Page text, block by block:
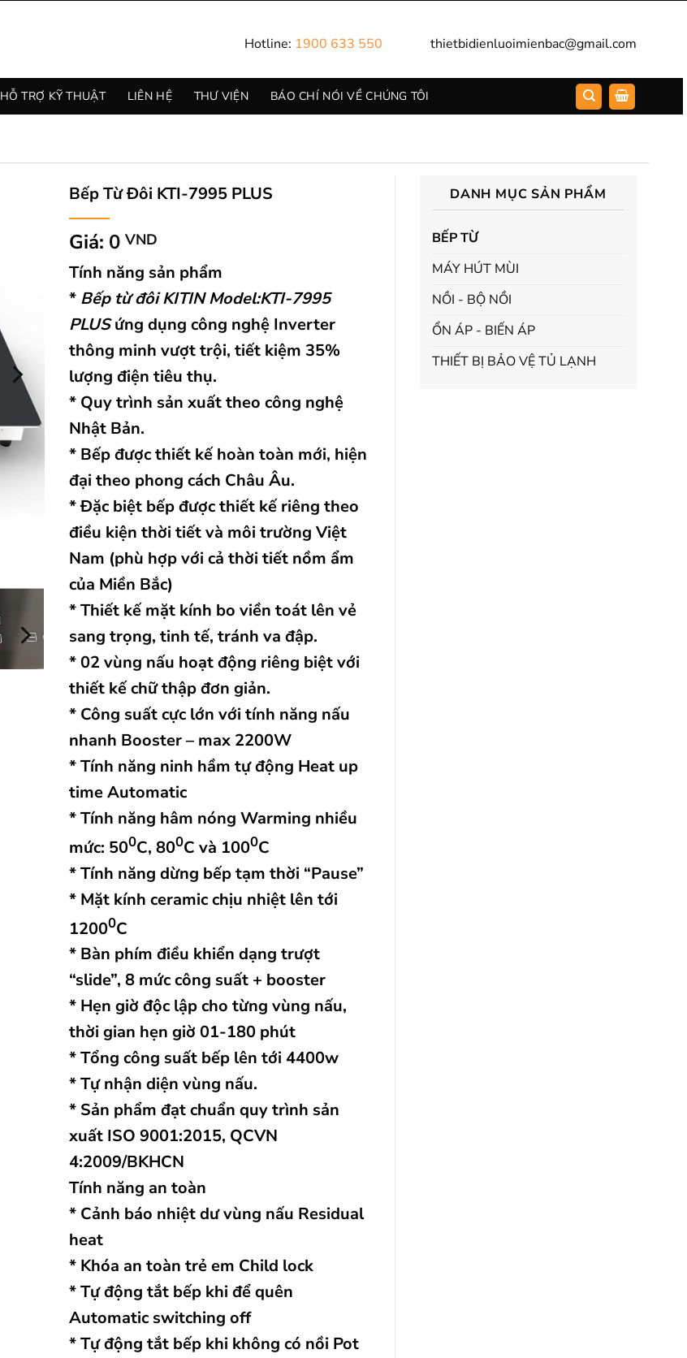
Hotline: 1900 633 550 thietbidienluoimienbac@gmail.com
HỖ TRỢ KỸ THUẬT LIÊN HỆ THƯ VIỆN BÁO CHÍ NÓI VỀ CHÚNG TÔI
Bếp Từ Đôi KTI-7995 PLUS
Giá: 0 VND
Tính năng sản phẩm
* Bếp từ đôi KITIN Model:KTI-7995
PLUSứng dụng công nghệ Inverter
thông minh vượt trội, tiết kiệm 35%
lượng điện tiêu thụ.
* Quy trình sản xuất theo công nghệ
Nhật Bản.
* Bếp được thiết kế hoàn toàn mới, hiện
đại theo phong cách Châu Âu.
* Đặc biệt bếp được thiết kế riêng theo
điều kiện thời tiết và môi trường Việt
Nam (phù hợp với cả thời tiết nồm ẩm
của Miền Bắc)
* Thiết kế mặt kính bo viền toát lên vẻ
sang trọng, tinh tế, tránh va đập.
* 02 vùng nấu hoạt động riêng biệt với
thiết kế chữ thập đơn giản.
* Công suất cực lớn với tính năng nấu
nhanh Booster – max 2200W
* Tính năng ninh hầm tự động Heat up
time Automatic
* Tính năng hâm nóng Warming nhiều
mức: 500C, 800C và 1000C
* Tính năng dừng bếp tạm thời “Pause”
* Mặt kính ceramic chịu nhiệt lên tới
12000C
* Bàn phím điều khiển dạng trượt
“slide”, 8 mức công suất + booster
* Hẹn giờ độc lập cho từng vùng nấu,
thời gian hẹn giờ 01-180 phút
* Tổng công suất bếp lên tới 4400w
* Tự nhận diện vùng nấu.
* Sản phẩm đạt chuẩn quy trình sản
xuất ISO 9001:2015, QCVN
4:2009/BKHCN
Tính năng an toàn
* Cảnh báo nhiệt dư vùng nấu Residual
heat
* Khóa an toàn trẻ em Child lock
* Tự động tắt bếp khi để quên
Automatic switching off
* Tự động tắt bếp khi không có nồi Pot
DANH MỤC SẢN PHẨM
BẾP TỪ
MÁY HÚT MÙI
NỒI - BỘ NỒI
ỔN ÁP - BIẾN ÁP
THIẾT BỊ BẢO VỆ TỦ LẠNH